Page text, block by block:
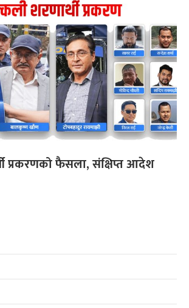
प्रकरणको फैसला, संक्षिप्त आदेश